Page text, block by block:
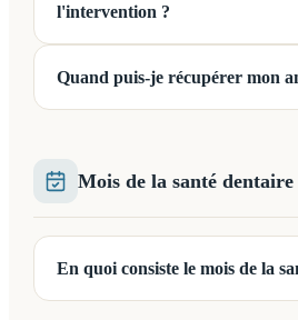
l'intervention ?
Quand puis-je récupérer mon
Mois de la santé dentaire
En quoi consiste le mois de la